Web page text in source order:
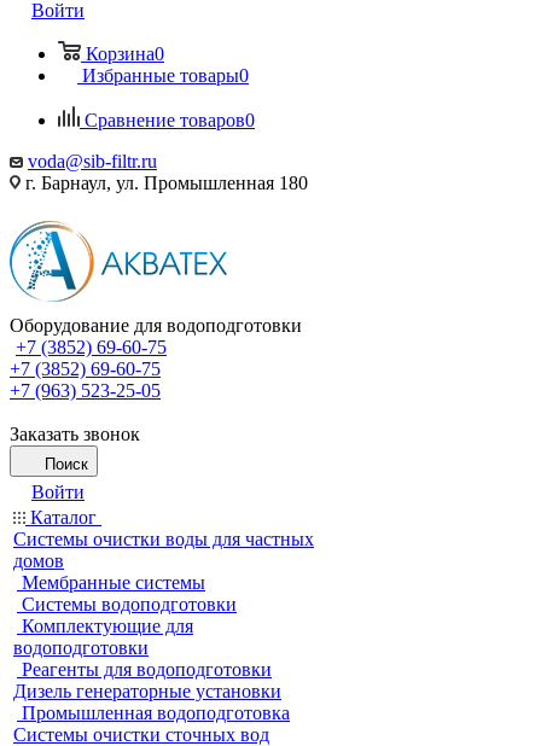
Войти
Корзина0
Избранные товары0
Сравнение товаров0
voda@sib-filtr.ru
г. Барнаул, ул. Промышленная 180
Оборудование для водоподготовки
+7 (3852) 69-60-75
+7 (3852) 69-60-75
+7 (963) 523-25-05
Заказать звонок
Поиск
Войти
Каталог
Системы очистки воды для частных
домов
Мембранные системы
Системы водоподготовки
Комплектующие для
водоподготовки
Реагенты для водоподготовки
Дизель генераторные установки
Промышленная водоподготовка
Системы очистки сточных вод